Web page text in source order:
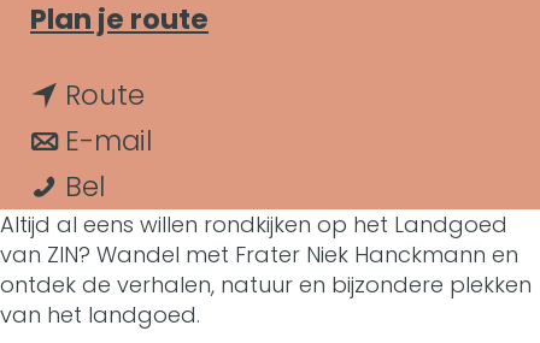
n
t
a
c
t
Plan je route
W
a
n
Route
a
r
W
a
E-mail
a
r
W
Bel
a
n
d
Altijd al eens willen rondkijken op het Landgoed
van ZIN? Wandel met Frater Niek Hanckmann en
ontdek de verhalen, natuur en bijzondere plekken
van het landgoed.